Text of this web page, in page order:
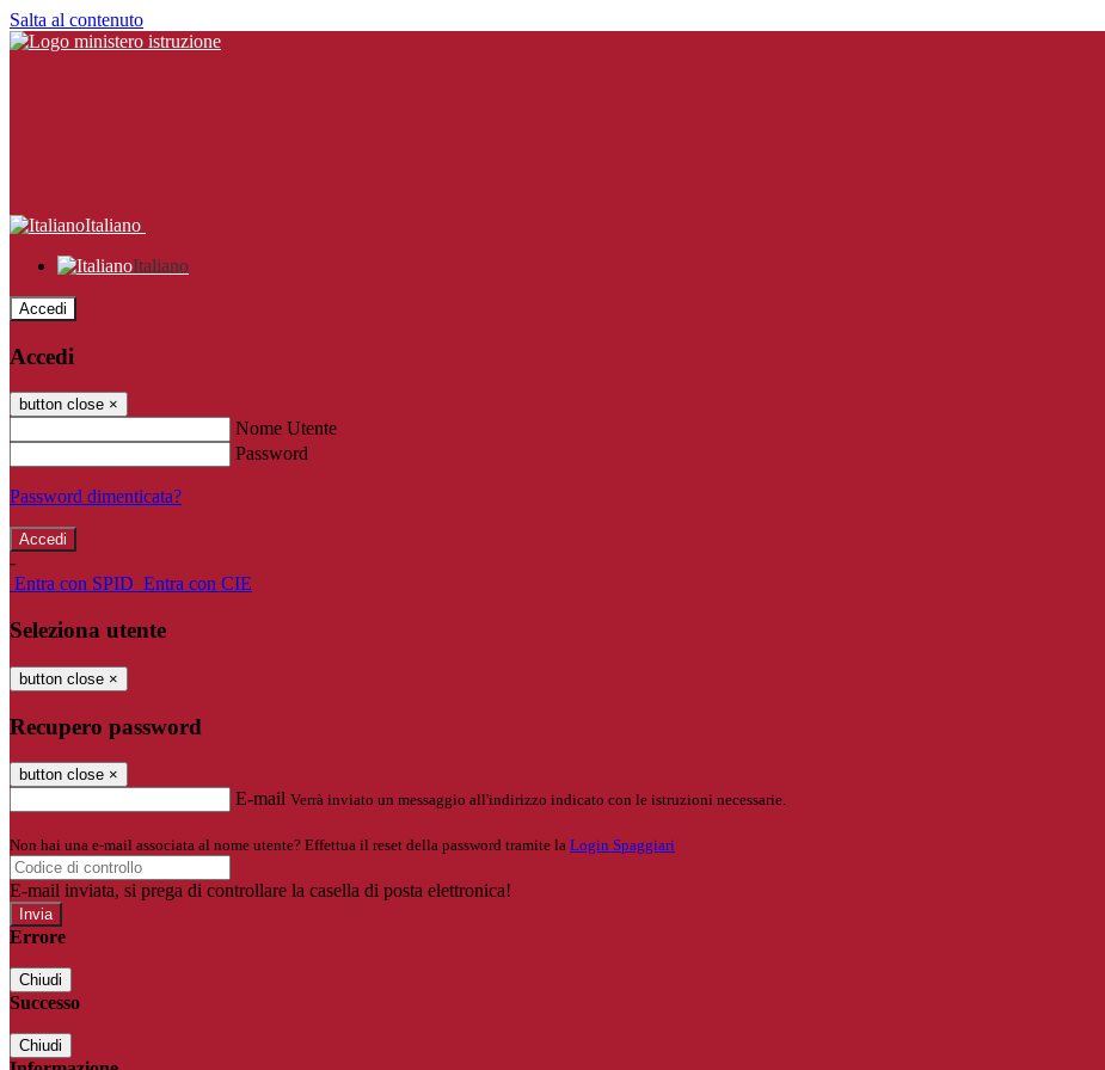
Salta al contenuto
Italiano
Italiano
Accedi
Accedi
button close ×
Nome Utente
Password
Password dimenticata?
-
Entra con SPID Entra con CIE
Seleziona utente
button close ×
Recupero password
button close ×
E-mail Verrà inviato un messaggio all'indirizzo indicato con le istruzioni necessarie.
Non hai una e-mail associata al nome utente? Effettua il reset della password tramite la Login Spaggiari
E-mail inviata, si prega di controllare la casella di posta elettronica!
Errore
Chiudi
Successo
Chiudi